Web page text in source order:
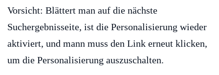
Vorsicht: Blättert man auf die nächste
Suchergebnisseite, ist die Personalisierung wieder
aktiviert, und mann muss den Link erneut klicken,
um die Personalisierung auszuschalten.